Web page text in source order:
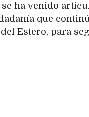
se ha venido
que
Estero, para